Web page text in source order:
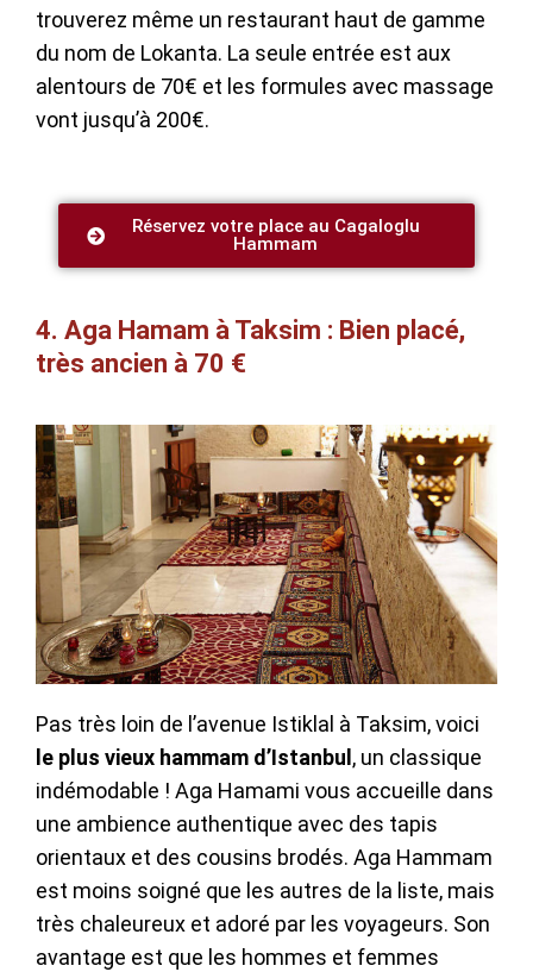
trouverez même un restaurant haut de gamme
du nom de Lokanta. La seule entrée est aux
alentours de 70€ et les formules avec massage
vont jusqu’à 200€.
Réservez votre place au Cagaloglu
Hammam
4. Aga Hamam à Taksim : Bien placé,
très ancien à 70 €
Pas très loin de l’avenue Istiklal à Taksim, voici
le plus vieux hammam d’Istanbul , un classique
indémodable ! Aga Hamami vous accueille dans
une ambience authentique avec des tapis
orientaux et des cousins brodés. Aga Hammam
est moins soigné que les autres de la liste, mais
très chaleureux et adoré par les voyageurs. Son
avantage est que les hommes et femmes